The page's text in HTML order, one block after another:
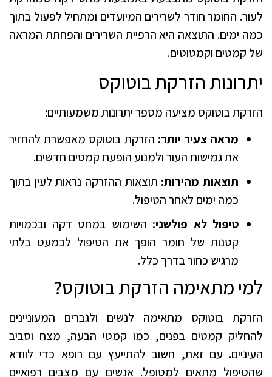
לעור. החומר חודר לשרירים המיועדים ומתחיל לפעול בתוך
כמה ימים. התוצאה היא הרפיית השרירים והפחתת המראה
של קמטים וקמטוטים.
יתרונות הזרקת בוטוקס
הזרקת בוטוקס מציעה מספר יתרונות משמעותיים:
מראה צעיר יותר: הזרקת בוטוקס מאפשרת להחזיר
את גמישות העור ולמנוע הופעת קמטים חדשים.
תוצאות מהירות: תוצאות ההזרקה נראות לעין בתוך
כמה ימים לאחר הטיפול.
טיפול לא פולשני: השימוש במחט דקה ובכמויות
קטנות של חומר הופך את הטיפול לכמעט בלתי
מרגיש כחור בדרך כלל.
למי מתאימה הזרקת בוטוקס?
הזרקת בוטוקס מתאימה לנשים ולגברים המעוניינים
להחליק קמטים בפנים, כמו קמטי הבעה, מצח וסביב
העיניים. עם זאת, חשוב להתייעץ עם רופא כדי לוודא
שהטיפול מתאים למטופל. אנשים עם מצבים רפואיים